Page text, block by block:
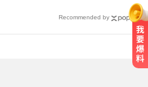
Recommended by